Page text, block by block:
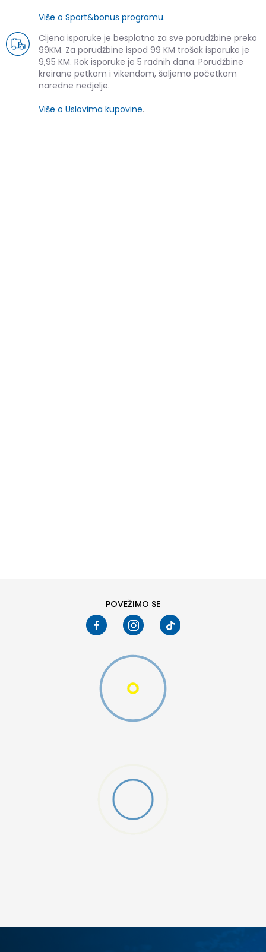
Više o Sport&bonus programu.
Cijena isporuke je besplatna za sve porudžbine preko
99KM. Za porudžbine ispod 99 KM trošak isporuke je
9,95 KM. Rok isporuke je 5 radnih dana. Porudžbine
kreirane petkom i vikendom, šaljemo početkom
naredne nedjelje.
Više o Uslovima kupovine.
POVEŽIMO SE